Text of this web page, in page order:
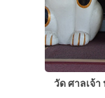
วัด ศาลเจ้า